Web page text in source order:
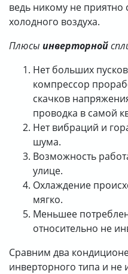
ведь никому не приятно
холодного воздуха.
Плюсы инверторной
Нет больших
компрессор
скачков
проводка в самой
Нет вибраций и
шума.
Возможность
улице.
Охлаждение
мягко.
Меньшее
относительно не
Сравним два
инверторного типа и